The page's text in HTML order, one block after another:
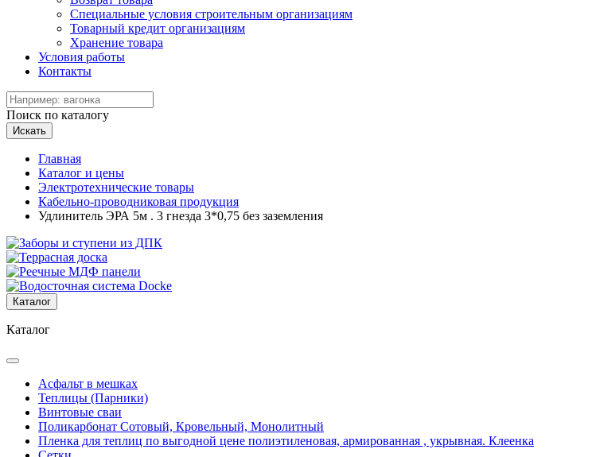
Специальные условия строительным организациям
Товарный кредит организациям
Хранение товара
Условия работы
Контакты
Поиск по каталогу
Искать
Главная
Каталог и цены
Электротехнические товары
Кабельно-проводниковая продукция
Удлинитель ЭРА 5м . 3 гнезда 3*0,75 без заземления
Каталог
Каталог
Асфальт в мешках
Теплицы (Парники)
Винтовые сваи
Поликарбонат Сотовый, Кровельный, Монолитный
Пленка для теплиц по выгодной цене полиэтиленовая, армированная , укрывная. Клеенка